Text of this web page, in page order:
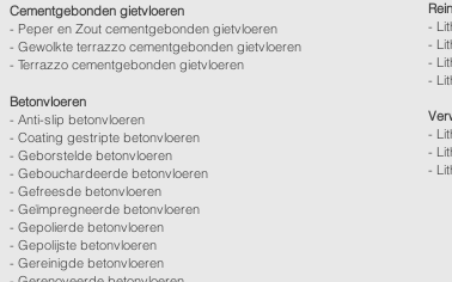
Cementgebonden gietvloeren
- Peper en Zout cementgebonden gietvloeren
- Gewolkte terrazzo cementgebonden gietvloeren
- Terrazzo cementgebonden gietvloeren
Betonvloeren
-Anti-slip betonvloeren
-Coating gestripte betonvloeren
-Geborstelde betonvloeren
-Gebouchardeerde betonvloeren
-Gefreesde betonvloeren
-Geïmpregneerde betonvloeren
-Gepolierde betonvloeren
-Gepolijste betonvloeren
- Gereinigde betonvloeren
-
-
-
-
-
-
-